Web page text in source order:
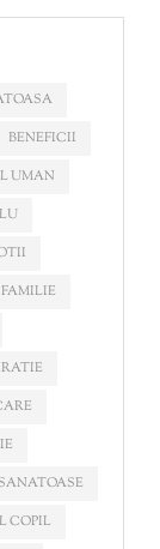
BENEFICII
UMAN
FAMILIE
COPIL